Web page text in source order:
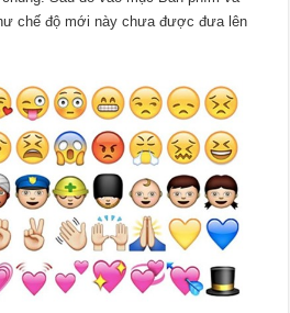
chế độ mới này chưa được đưa lên